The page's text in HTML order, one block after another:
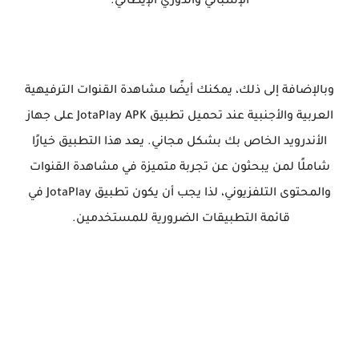
وبالإضافة إلى ذلك، يمكنك أيضًا مشاهدة القنوات الترفيهية
العربية والأجنبية عند تحميل تطبيق JotaPlay APK على جهاز
الأندرويد الخاص بك بشكل مجاني. يعد هذا التطبيق خيارًا
شاملًا لمن يبحثون عن تجربة متميزة في مشاهدة القنوات
والمحتوى التلفزيوني، لذا يجب أن يكون تطبيق JotaPlay في
قائمة التطبيقات الضرورية للمستخدمين.